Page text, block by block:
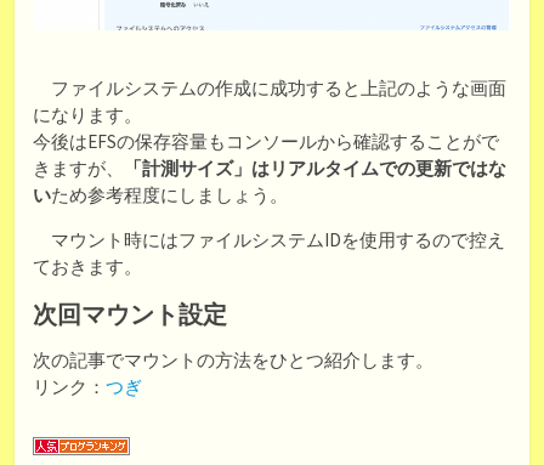
ファイルシステムの作成に成功すると上記のような画面
になります。
今後はEFSの保存容量もコンソールから確認することがで
きますが、
「計測サイズ」はリアルタイムでの更新ではな
いため参考程度にしましょう。
マウント時にはファイルシステムIDを使用するので控え
ておきます。
次回マウント設定
次の記事でマウントの方法をひとつ紹介します。
リンク： つぎ